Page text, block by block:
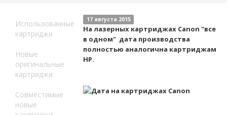
Использованные
картриджи
Новые
оригинальные
картриджи
Совместимые
новые
17 августа 2015
На лазерных картриджах Canon "все
в одном" дата производства
полностью аналогична картриджам
HP.